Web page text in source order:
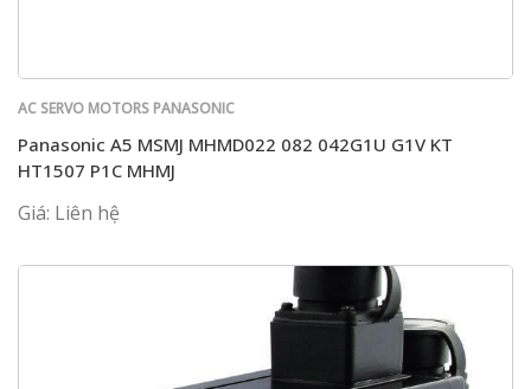
AC SERVO MOTORS PANASONIC
Panasonic A5 MSMJ MHMD022 082 042G1U G1V KT
HT1507 P1C MHMJ
Giá: Liên hệ